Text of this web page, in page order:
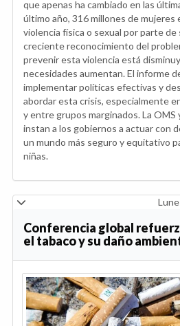
que apenas ha cambiado en las
último año, 316 millones de mujeres
violencia física o sexual por parte de
creciente reconocimiento del
prevenir esta violencia está
necesidades aumentan. El informe
implementar políticas efectivas y
abordar esta crisis, especialmente
y entre grupos marginados. La OMS
instan a los gobiernos a actuar con
un mundo más seguro y equitativo
niñas.
Conferencia global
el tabaco y su daño